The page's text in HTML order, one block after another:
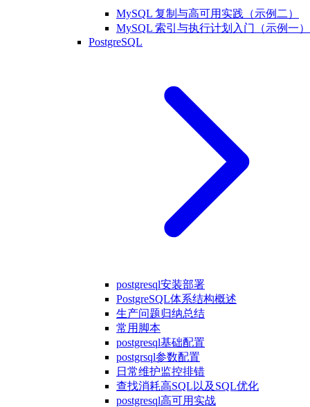
MySQL 复制与高可用实践（示例二）
MySQL 索引与执行计划入门（示例一）
PostgreSQL
postgresql安装部署
PostgreSQL体系结构概述
生产问题归纳总结
常用脚本
postgresql基础配置
postgrsql参数配置
日常维护监控排错
查找消耗高SQL以及SQL优化
postgresql高可用实战